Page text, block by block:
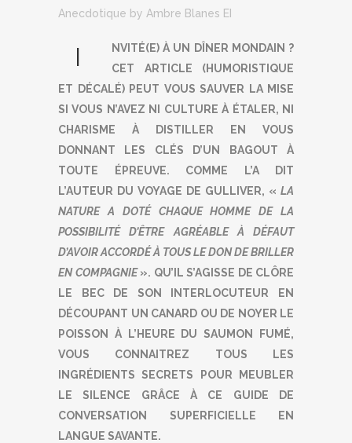
Anecdotique by Ambre Blanes EI
I
NVITÉ(E) À UN DÎNER MONDAIN ?
CET ARTICLE (HUMORISTIQUE
ET DÉCALÉ) PEUT VOUS SAUVER LA MISE
SI VOUS N’AVEZ NI CULTURE À ÉTALER, NI
CHARISME À DISTILLER EN VOUS
DONNANT LES CLÉS D’UN BAGOUT À
TOUTE ÉPREUVE. COMME L’A DIT
L’AUTEUR DU VOYAGE DE GULLIVER, « LA
NATURE A DOTÉ CHAQUE HOMME DE LA
POSSIBILITÉ D’ÊTRE AGRÉABLE À DÉFAUT
D’AVOIR ACCORDÉ À TOUS LE DON DE BRILLER
EN COMPAGNIE». QU’IL S’AGISSE DE CLÔRE
LE BEC DE SON INTERLOCUTEUR EN
DÉCOUPANT UN CANARD OU DE NOYER LE
POISSON À L’HEURE DU SAUMON FUMÉ,
VOUS CONNAITREZ TOUS LES
INGRÉDIENTS SECRETS POUR MEUBLER
LE SILENCE GRÂCE À CE GUIDE DE
CONVERSATION SUPERFICIELLE EN
LANGUE SAVANTE.